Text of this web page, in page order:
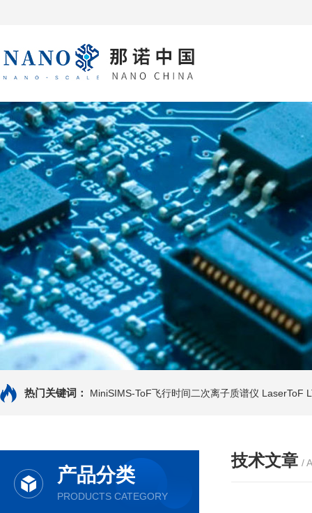
热门关键词： MiniSIMS-ToF飞行时间二次离子质谱仪 LaserToF
产品分类
PRODUCTS CATEGORY
技术文章 /